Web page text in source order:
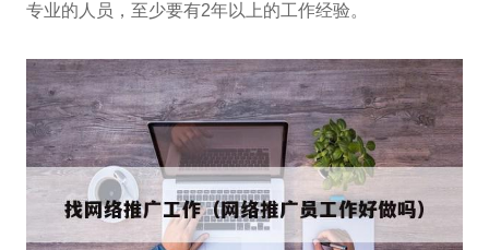
专业的人员，至少要有2年以上的工作经验。